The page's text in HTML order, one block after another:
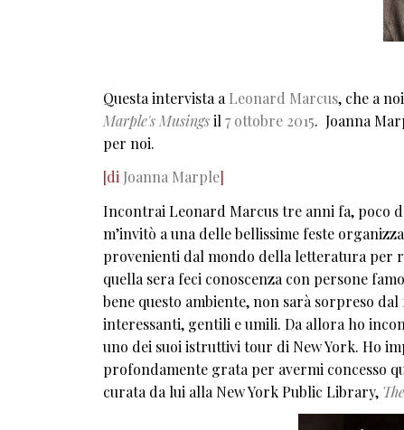
Questa intervista a Leonard Marcus, che a
Marple's Musingsil 7 ottobre 2015. Joanna
per noi.
[di Joanna Marple]
Incontrai Leonard Marcus tre anni fa, poco
m’invitò a una delle bellissime feste
provenienti dal mondo della letteratura per
quella sera feci conoscenza con persone
bene questo ambiente, non sarà sorpreso
interessanti, gentili e umili. Da allora ho
uno dei suoi istruttivi tour di New York. Ho
profondamente grata per avermi concesso
curata da lui alla New York Public Library,